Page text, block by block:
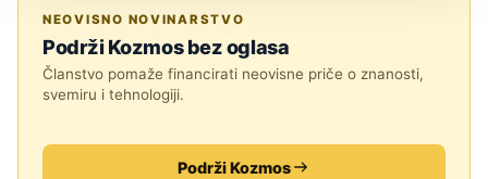
NEOVISNO NOVINARSTVO
Podrži Kozmos bez oglasa
Članstvo pomaže financirati neovisne priče o znanosti,
svemiru i tehnologiji.
Podrži Kozmos